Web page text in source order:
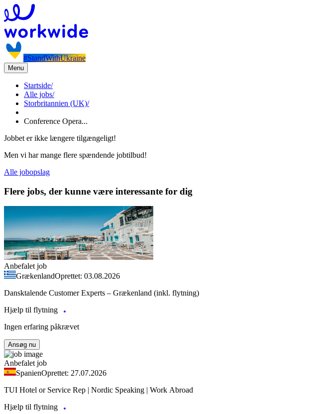
#StandWithUkraine
Menu
Startside/
Alle jobs/
Storbritannien (UK)/
Conference Opera...
Jobbet er ikke længere tilgængeligt!
Men vi har mange flere spændende jobtilbud!
Alle jobopslag
Flere jobs, der kunne være interessante for dig
Anbefalet job
GrækenlandOprettet: 03.08.2026
Dansktalende Customer Experts – Grækenland (inkl. flytning)
Hjælp til flytning
Ingen erfaring påkrævet
Ansøg nu
Anbefalet job
SpanienOprettet: 27.07.2026
TUI Hotel or Service Rep | Nordic Speaking | Work Abroad
Hjælp til flytning